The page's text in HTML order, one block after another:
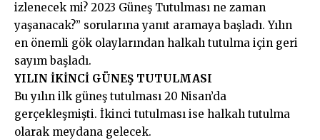
izlenecek mi? 2023 Güneş Tutulması ne zaman
yaşanacak?” sorularına yanıt aramaya başladı. Yılın
en önemli gök olaylarından halkalı tutulma için geri
sayım başladı.
YILIN İKİNCİ GÜNEŞ TUTULMASI
Bu yılın ilk güneş tutulması 20 Nisan’da
gerçekleşmişti. İkinci tutulması ise halkalı tutulma
olarak meydana gelecek.